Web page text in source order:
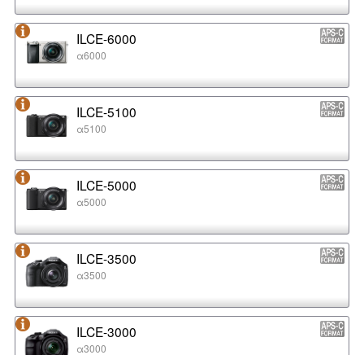
ILCE-6000
α6000
ILCE-5100
α5100
ILCE-5000
α5000
ILCE-3500
α3500
ILCE-3000
α3000